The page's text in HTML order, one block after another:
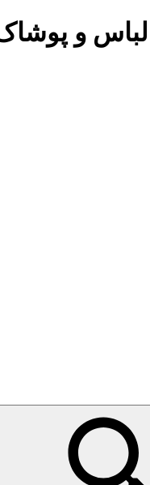
لباس و